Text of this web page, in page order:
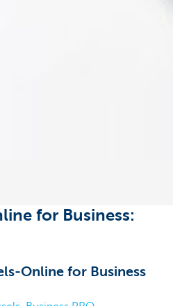
for Business:
Online for Business